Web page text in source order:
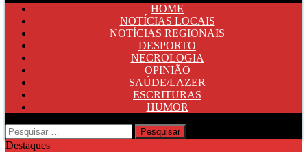
HOME
NOTÍCIAS LOCAIS
NOTÍCIAS REGIONAIS
DESPORTO
NECROLOGIA
OPINIÃO
SAÚDE/LAZER
ESCRITURAS
HUMOR
Pesquisar
por:
Destaques